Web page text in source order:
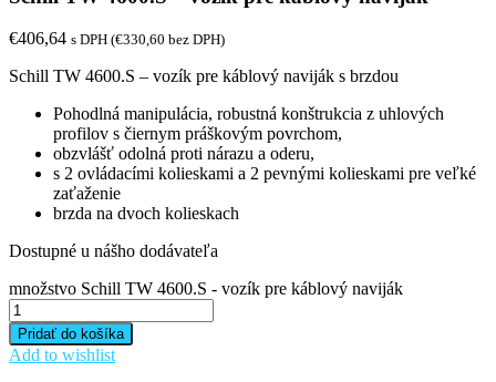
€406,64 s DPH (€330,60 bez DPH)
Schill TW 4600.S – vozík pre káblový naviják s brzdou
Pohodlná manipulácia, robustná konštrukcia z uhlových
profilov s čiernym práškovým povrchom,
obzvlášť odolná proti nárazu a oderu,
s 2 ovládacími kolieskami a 2 pevnými kolieskami pre veľké
zaťaženie
brzda na dvoch kolieskach
Dostupné u nášho dodávateľa
množstvo Schill TW 4600.S - vozík pre káblový naviják
Pridať do košíka
Add to wishlist